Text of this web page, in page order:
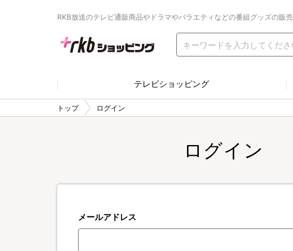
RKB放送のテレビ通販商品やドラマやバラエティなどの番組グッズの販売
テレビショッピング
トップ ログイン
ログイン
メールアドレス